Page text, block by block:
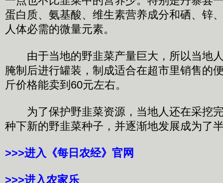
蛋白质、氨基酸、维生素营养成分和硒、锌
人体必需的微量元素。
由于当地的野韭菜产量巨大，所以当地
腌制后进行罐装，制成适合在超市里销售的
斤价格能卖到60元左右。
为了保护野韭菜资源，当地人还在采挖
种下新的野韭菜种子，并逐渐地发展成为了
>>>进入《每日农经》官网
>>>进入农家乐